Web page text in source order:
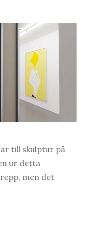
till skulptur på
ur detta
men det